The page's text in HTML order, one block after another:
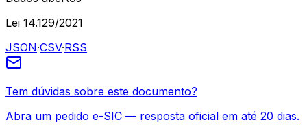
Lei 14.129/2021
JSON·CSV·RSS
Tem dúvidas sobre este documento?
Abra um pedido e-SIC — resposta oficial em até 20 dias.